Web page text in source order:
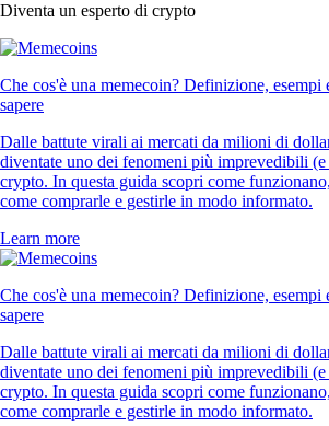
Diventa un esperto di crypto
Che cos'è una memecoin? Definizione, esempi
sapere
Dalle battute virali ai mercati da milioni di
diventate uno dei fenomeni più imprevedibili
crypto. In questa guida scopri come
come comprarle e gestirle in modo informato.
Learn more
Che cos'è una memecoin? Definizione, esempi
sapere
Dalle battute virali ai mercati da milioni di
diventate uno dei fenomeni più imprevedibili
crypto. In questa guida scopri come
come comprarle e gestirle in modo informato.